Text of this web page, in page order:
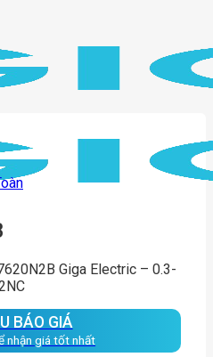
Giga Electric – 0.3-
BÁO GIÁ
nhận giá tốt nhất